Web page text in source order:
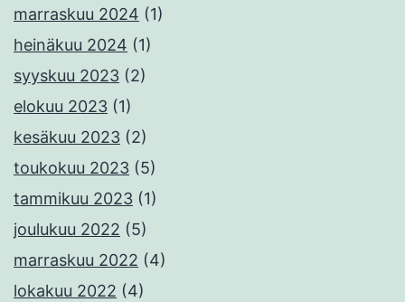
marraskuu 2024 (1)
heinäkuu 2024 (1)
syyskuu 2023 (2)
elokuu 2023 (1)
kesäkuu 2023 (2)
toukokuu 2023 (5)
tammikuu 2023 (1)
joulukuu 2022 (5)
marraskuu 2022 (4)
lokakuu 2022 (4)